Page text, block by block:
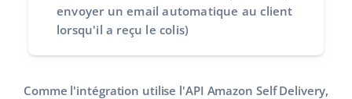
envoyer un email automatique au client
lorsqu'il a reçu le colis)
Comme l'intégration utilise l'API Amazon Self Delivery,